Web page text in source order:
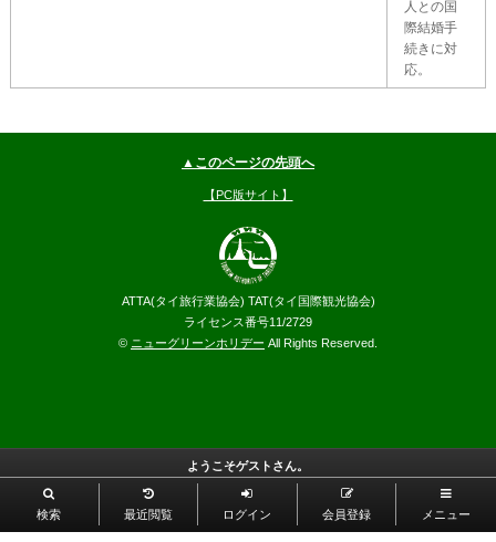
人との国
際結婚手
続きに対
応。
▲このページの先頭へ
【PC版サイト】
ATTA(タイ旅行業協会) TAT(タイ国際観光協会)
ライセンス番号11/2729
© ニューグリーンホリデー All Rights Reserved.
ようこそゲストさん。
検索 最近閲覧 ログイン 会員登録 メニュー